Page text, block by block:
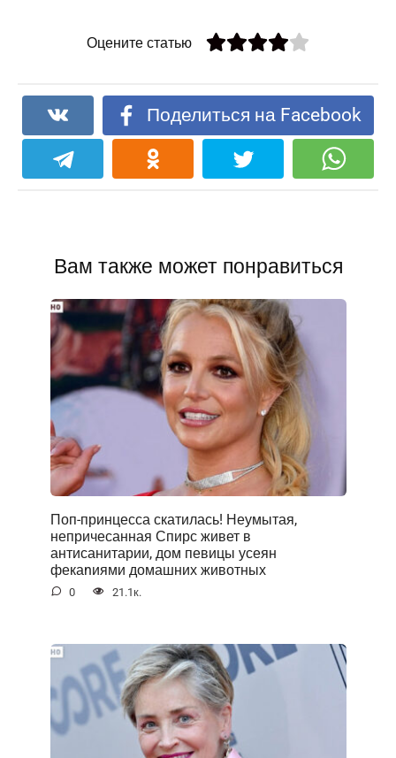
Оцените статью
Поделиться на Facebook
Вам также может понравиться
Поп-принцесса скатилась! Неумытая,
непричесанная Спирс живет в
антисанитарии, дом певицы усеян
фекаnиями домашних животных
0 21.1к.